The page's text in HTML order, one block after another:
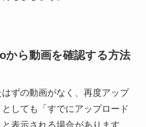
から動画を確認する方法
ずの動画がなく、再度アップ
しても「すでにアップロード
表示される場合があります。